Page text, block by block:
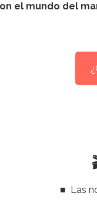
el mundo del
■ Las